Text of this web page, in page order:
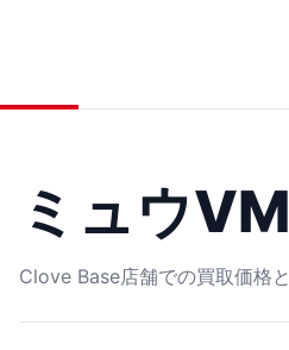
ミュウ
Clove Base店舗での買取価格